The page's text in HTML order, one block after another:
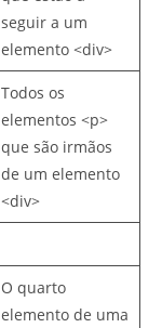
seguir a um
elemento <div>
Todos os
elementos <p>
que são irmãos
de um elemento
<div>
O quarto
elemento de uma